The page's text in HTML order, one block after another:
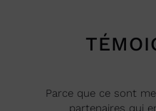
Parce que ce sont
partenaires qui